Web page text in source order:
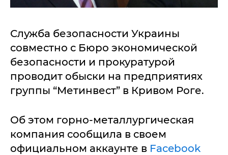
Служба безопасности Украины
совместно с Бюро экономической
безопасности и прокуратурой
проводит обыски на предприятиях
группы “Метинвест” в Кривом Роге.
Об этом горно-металлургическая
компания сообщила в своем
официальном аккаунте в Facebook